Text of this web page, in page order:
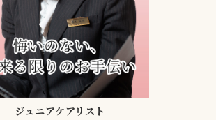
ジュニアケアリスト